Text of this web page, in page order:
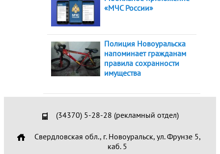
«МЧС России»
Полиция Новоуральска
напоминает гражданам
правила сохранности
имущества
(34370) 5-28-28 (рекламный отдел)
Свердловская обл., г. Новоуральск, ул. Фрунзе 5,
каб. 5